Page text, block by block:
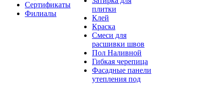
Сертификаты
Филиалы
плитки
Клей
Краска
Смеси для
расшивки швов
Пол Наливной
Гибкая черепица
Фасадные панели
утепления под